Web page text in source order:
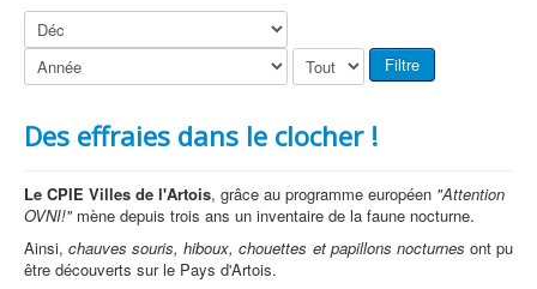
Filtre
Des effraies dans le clocher !
Le CPIE Villes de l'Artois, grâce au programme européen "Attention
OVNI!"mène depuis trois ans un inventaire de la faune nocturne.
Ainsi,chauves souris, hiboux, chouettes et papillons nocturnes ont pu
être découverts sur le Pays d'Artois.